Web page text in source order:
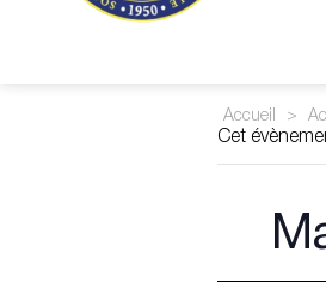
Accueil >
Cet